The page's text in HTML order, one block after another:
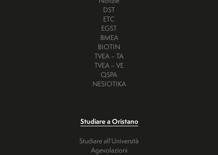
DST
ETC
EGST
BMEA
BIOTIN
TVEA – TA
TVEA – VE
QSPA
NESIOTIKA
Studiare a Oristano
Studiare all’Università
Agevolazioni